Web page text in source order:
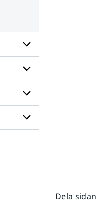
Undersidor
för
Radar
och
satellit
Undersidor
för
Väder
till
havs
Undersidor
för
Dela sidan